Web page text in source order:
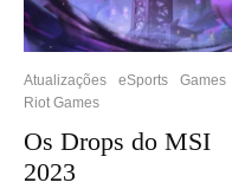
Atualizações eSports
Games
Riot Games
Os Drops do MSI
2023